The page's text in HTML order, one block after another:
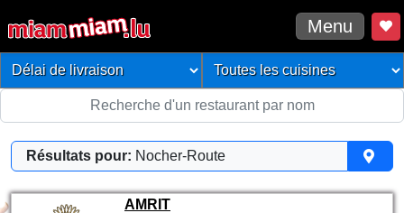
Menu
Résultats pour: Nocher-Route
AMRIT